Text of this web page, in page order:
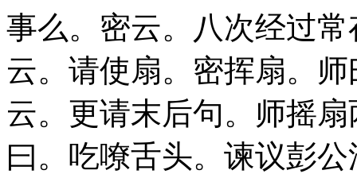
事么。密云。八次经过
云。请使扇。密挥扇。
云。更请末后句。师摇
曰。吃嘹舌头。谏议彭